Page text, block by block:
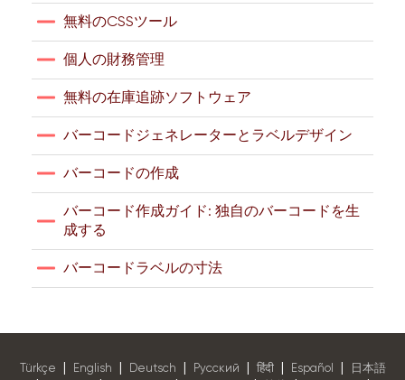
無料のCSSツール
個人の財務管理
無料の在庫追跡ソフトウェア
バーコードジェネレーターとラベルデザイン
バーコードの作成
バーコード作成ガイド: 独自のバーコードを生
成する
バーコードラベルの寸法
Türkçe English Deutsch Pусский हिंदी Español 日本語